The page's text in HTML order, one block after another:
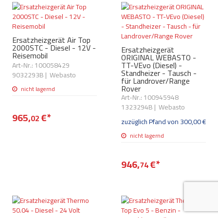
Lecksuchtechnik
Spülung/Reinigung
Werkzeuge & kleine
Lokring
Fittinge/
Klimaanlage
Kühlung
Elektrik
Kupplung/-anbauteile
Abgasanlage
Wischerblätter
Weitere Kategorien
Stecker für
Ersatzeile/Einzelteile
AdBlue
Werkstattausrüstung
Reiniger/
Dichtmasse
Prüföl
Schläuche
ANMELDEN
MERKZETTEL
zum B2B Shop
für Werkstattkunden
Ersatzheizgerät Air Top
2000STC - Diesel - 12V -
Reisemobil
Art-Nr.: 100058429
9032293B| Webasto
nicht lagernd
965,02€*
Ersatzheizgerät
ORIGINAL WEBASTO -
TT-VEvo (Diesel) -
Standheizer - Tausch -
für Landrover/Range
Rover
Art-Nr.: 100945948
1323294B| Webasto
zuzüglich Pfand von300,00€
nicht lagernd
946,74€*